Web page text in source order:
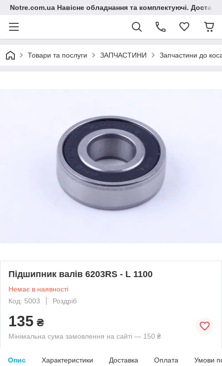
Notre.com.ua Навісне обладнання та комплектуючі.
Товари та послуги ЗАПЧАСТИНИ Запчастини до
Підшипник валів 6203RS - L 1100
Немає в наявності
Код: 5003
Роздріб
135 ₴
Мінімальна сума замовлення на сайті — 150 ₴
Опис Характеристики Доставка Оплата Умови